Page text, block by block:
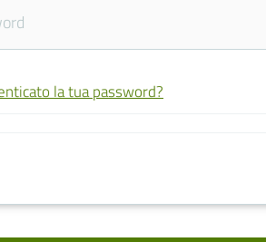
la tua password?